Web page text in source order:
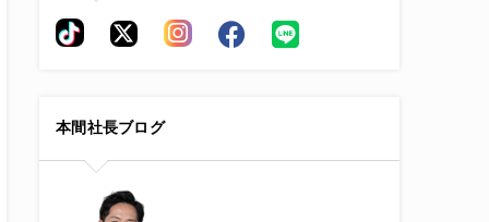
本間社長ブログ